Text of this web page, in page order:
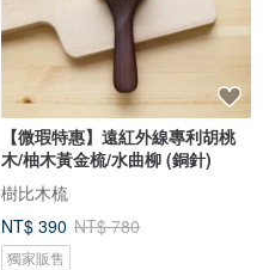
【微瑕特惠】遠紅外線專利胡桃
木/柚木黃金梳/水曲柳 (銅針)
樹比木梳
NT$ 390 NT$ 780
獨家販售